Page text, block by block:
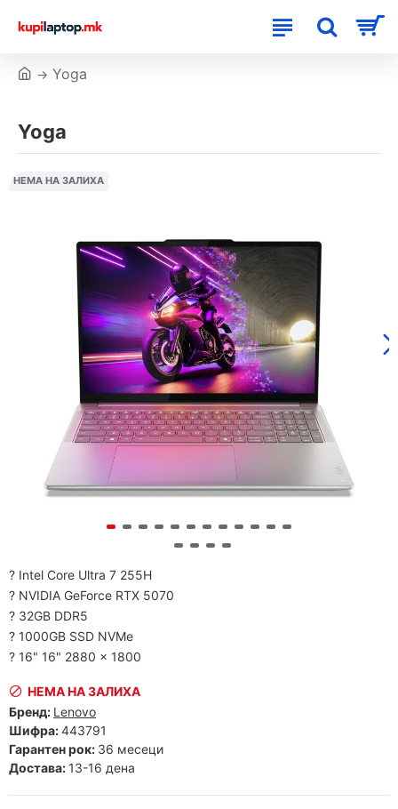
Yoga
Yoga
НЕМА НА ЗАЛИХА
? Intel Core Ultra 7 255H
? NVIDIA GeForce RTX 5070
? 32GB DDR5
? 1000GB SSD NVMe
? 16" 16" 2880 x 1800
НЕМА НА ЗАЛИХА
Бренд: Lenovo
Шифра:443791
Гарантен рок: 36 месеци
Достава: 13-16 дена